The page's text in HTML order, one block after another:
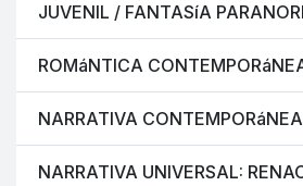
JUVENIL / FANTASíA
ROMáNTICA
NARRATIVA
NARRATIVA UNIVERSAL: